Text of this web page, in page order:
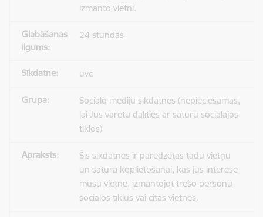
izmanto vietni.
24 stundas
uvc
Sociālo mediju sīkdatnes (nepieciešamas,
lai Jūs varētu dalīties ar saturu sociālajos
tīklos)
Šīs sīkdatnes ir paredzētas tādu vietņu
un satura koplietošanai, kas jūs interesē
mūsu vietnē, izmantojot trešo personu
sociālos tīklus vai citas vietnes.